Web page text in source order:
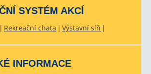
SYSTÉM AKCÍ
Rekreační chata Výstavní síň
INFORMACE